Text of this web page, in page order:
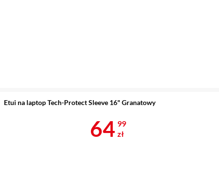
Etui na laptop Tech-Protect Sleeve 16" Granatowy
Cena 64,99
64 99
zł